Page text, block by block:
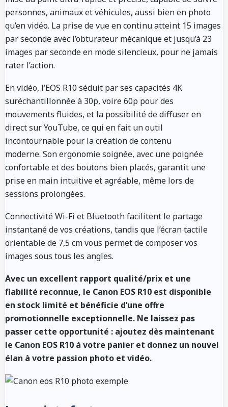
personnes, animaux et véhicules, aussi bien en photo
qu’en vidéo. La prise de vue en continu atteint 15 images
par seconde avec l’obturateur mécanique et jusqu’à 23
images par seconde en mode silencieux, pour ne jamais
rater l’action.
En vidéo, l’EOS R10 séduit par ses capacités 4K
suréchantillonnée à 30p, voire 60p pour des
mouvements fluides, et la possibilité de diffuser en
direct sur YouTube, ce qui en fait un outil
incontournable pour la création de contenu
moderne. Son ergonomie soignée, avec une poignée
confortable et des boutons bien placés, garantit une
prise en main intuitive et agréable, même lors de
sessions prolongées.
Connectivité Wi-Fi et Bluetooth facilitent le partage
instantané de vos créations, tandis que l’écran tactile
orientable de 7,5 cm vous permet de composer vos
images sous tous les angles.
Avec un excellent rapport qualité/prix et une
fiabilité reconnue, le Canon EOS R10 est disponible
en stock limité et bénéficie d’une offre
promotionnelle exceptionnelle. Ne laissez pas
passer cette opportunité : ajoutez dès maintenant
le Canon EOS R10 à votre panier et donnez un nouvel
élan à votre passion photo et vidéo.